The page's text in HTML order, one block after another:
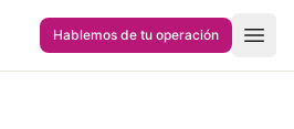
Hablemos de tu operación